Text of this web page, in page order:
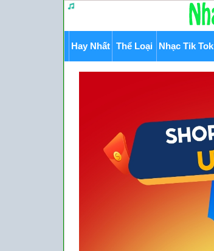
Hay Nhất Thể Loại Nhạc Tik Tok